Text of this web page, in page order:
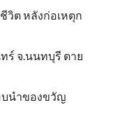
วิต หลังก่อเหตุก
ร์ จ.นนทบุรี ตาย
บนำของขวัญ